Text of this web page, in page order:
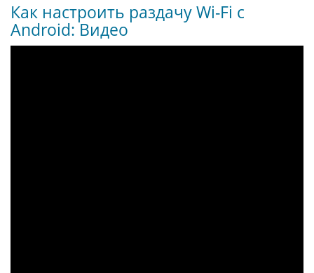
Как настроить раздачу Wi-Fi с
Android: Видео